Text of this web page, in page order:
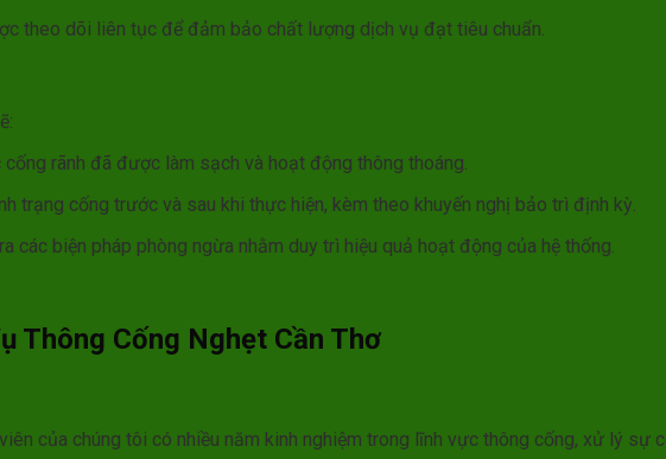
theo dõi liên tục để đảm bảo chất lượng dịch vụ đạt tiêu chuẩn.
rãnh đã được làm sạch và hoạt động thông thoáng.
trạng cống trước và sau khi thực hiện, kèm theo khuyến nghị bảo trì định kỳ.
các biện pháp phòng ngừa nhằm duy trì hiệu quả hoạt động của hệ thống.
Thông Cống Nghẹt Cần Thơ
của chúng tôi có nhiều năm kinh nghiệm trong lĩnh vực thông cống, xử lý sự